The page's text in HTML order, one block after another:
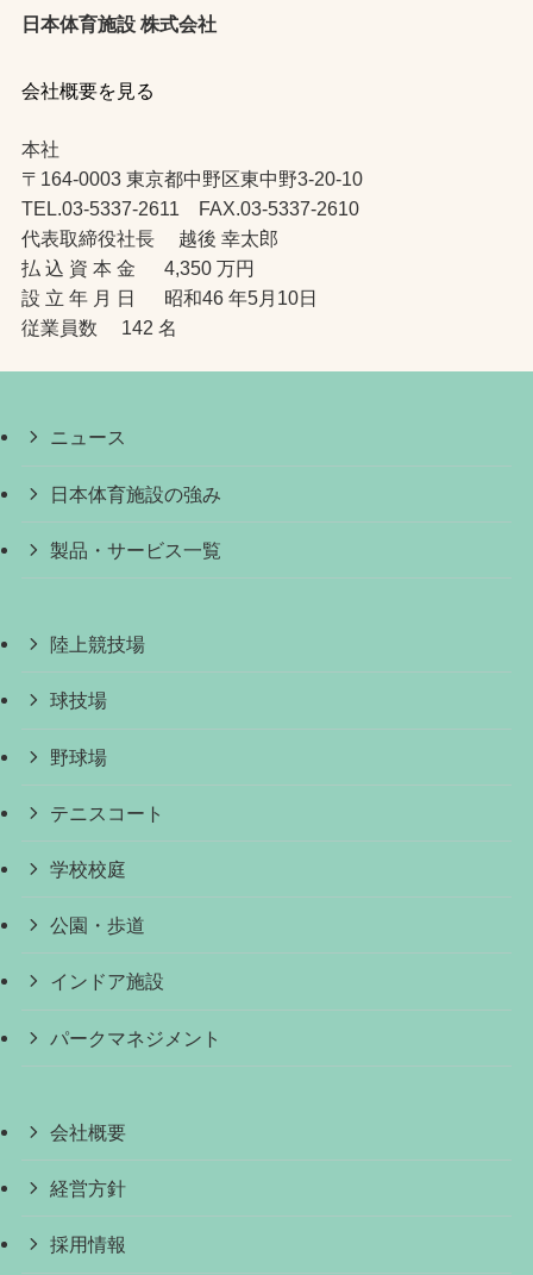
日本体育施設 株式会社
会社概要を見る
本社
〒164-0003 東京都中野区東中野3-20-10
TEL.03-5337-2611 FAX.03-5337-2610
代表取締役社長 越後 幸太郎
払 込 資 本 金 4,350 万円
設 立 年 月 日 昭和46 年5月10日
従業員数 142 名
ニュース
日本体育施設の強み
製品・サービス一覧
陸上競技場
球技場
野球場
テニスコート
学校校庭
公園・歩道
インドア施設
パークマネジメント
会社概要
経営方針
採用情報